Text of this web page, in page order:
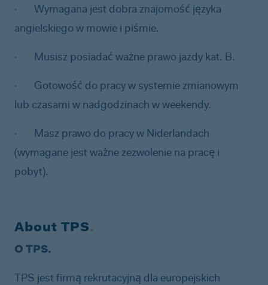
·
Wymagana jest dobra znajomość języka
angielskiego w mowie i piśmie.
· Musisz posiadać ważne prawo jazdy kat. B.
·
Gotowość do pracy w systemie zmianowym
lub czasami w nadgodzinach w weekendy.
·
Masz prawo do pracy w Niderlandach
(wymagane jest ważne zezwolenie na pracę i
pobyt).
About TPS.
O TPS.
TPS jest firmą rekrutacyjną dla europejskich